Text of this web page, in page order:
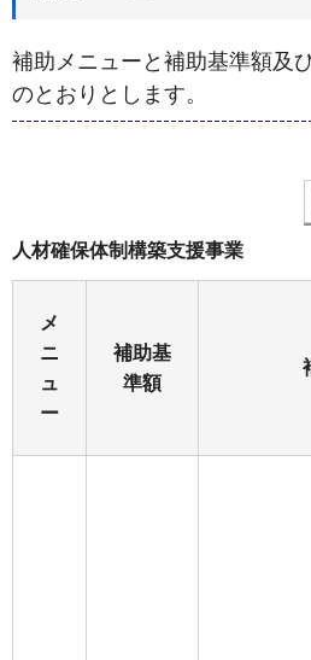
補助メニューと補助基準額及
のとおりとします。
人材確保体制構築支援事業
メ
ニ
ュ
ー
補助基
準額